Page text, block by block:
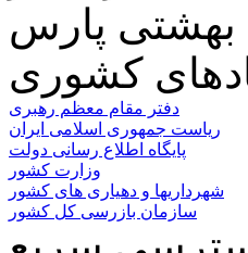
کشوری
دفتر مقام معظم رهبری
ریاست جمهوری اسلامی ایران
پایگاه اطلاع رسانی دولت
وزارت کشور
شهرداریها و دهیاری های کشور
سازمان بازرسی کل کشور